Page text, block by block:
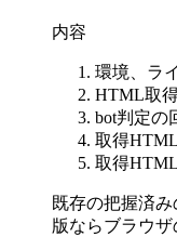
内容
環境、ラ
HTML取
bot判定の
取得
取得
既存の把握済
版ならブラウザ